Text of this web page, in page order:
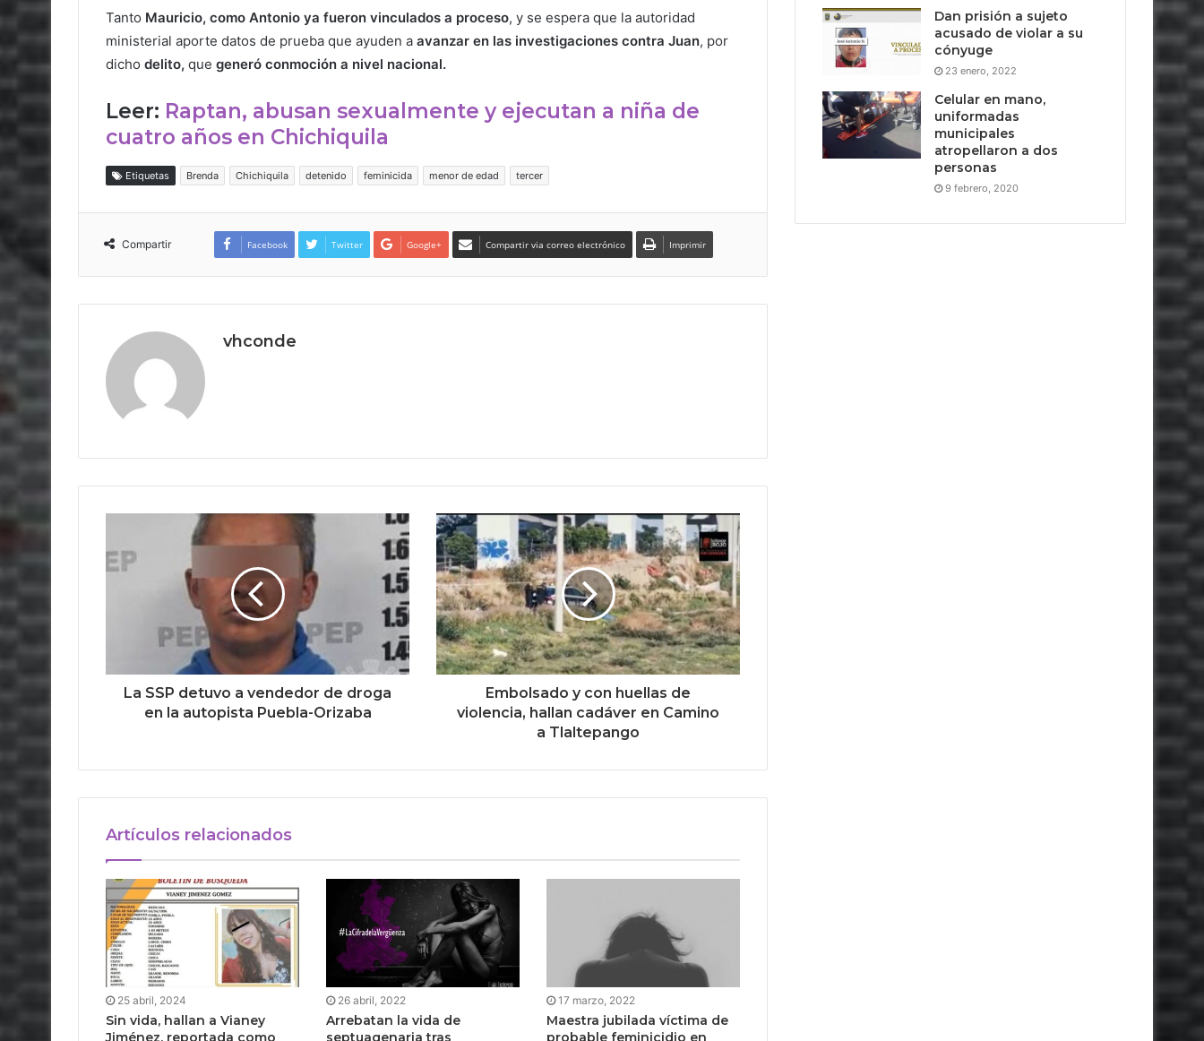
Tanto Mauricio, como Antonio ya fueron vinculados a proceso, y se espera que la autoridad
ministerial aporte datos de prueba que ayuden a avanzar en las investigaciones contra Juan, por
dicho delito, que generó conmoción a nivel nacional.
Leer: Raptan, abusan sexualmente y ejecutan a niña de
cuatro años en Chichiquila
Etiquetas Brenda Chichiquila detenido feminicida menor de edad tercer
Compartir Facebook Twitter Google+ Compartir via correo electrónico Imprimir
vhconde
La SSP detuvo a vendedor de droga
en la autopista Puebla-Orizaba
Embolsado y con huellas de
violencia, hallan cadáver en Camino
a Tlaltepango
Artículos relacionados
25 abril, 2024
Sin vida, hallan a Vianey
Jiménez, reportada como
26 abril, 2022
Arrebatan la vida de
septuagenaria tras
17 marzo, 2022
Maestra jubilada víctima de
probable feminicidio en
Dan prisión a sujeto
acusado de violar a su
cónyuge
23 enero, 2022
Celular en mano,
uniformadas
municipales
atropellaron a dos
personas
9 febrero, 2020